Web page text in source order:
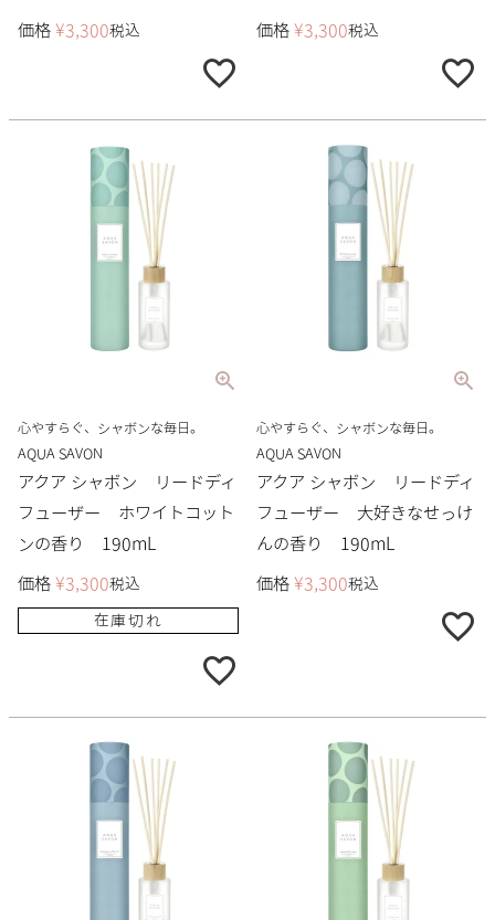
価格 ¥3,300税込 価格 ¥3,300税込
心やすらぐ、シャボンな毎日。
AQUA SAVON
アクア シャボン リードディ
フューザー ホワイトコット
ンの香り 190mL
価格 ¥3,300税込
在庫切れ
心やすらぐ、シャボンな毎日。
AQUA SAVON
アクア シャボン リードディ
フューザー 大好きなせっけ
んの香り 190mL
価格 ¥3,300税込